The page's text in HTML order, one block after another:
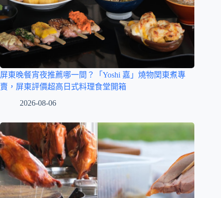
屏東晚餐宵夜推薦哪一間？「Yoshi 嘉」燒物関東煮專
賣，屏東評價超高日式料理食堂開箱
2026-08-06